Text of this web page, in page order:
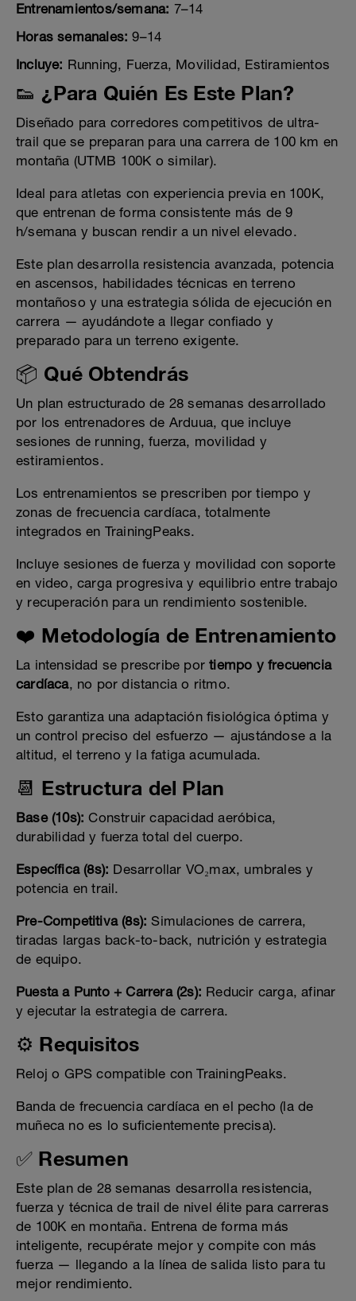
Entrenamientos/semana: 7–14
Horas semanales: 9–14
Incluye: Running, Fuerza, Movilidad, Estiramientos
👟 ¿Para Quién Es Este Plan?
Diseñado para corredores competitivos de ultra-
trail que se preparan para una carrera de 100 km en
montaña (UTMB 100K o similar).
Ideal para atletas con experiencia previa en 100K,
que entrenan de forma consistente más de 9
h/semana y buscan rendir a un nivel elevado.
Este plan desarrolla resistencia avanzada, potencia
en ascensos, habilidades técnicas en terreno
montañoso y una estrategia sólida de ejecución en
carrera — ayudándote a llegar confiado y
preparado para un terreno exigente.
📦 Qué Obtendrás
Un plan estructurado de 28 semanas desarrollado
por los entrenadores de Arduua, que incluye
sesiones de running, fuerza, movilidad y
estiramientos.
Los entrenamientos se prescriben por tiempo y
zonas de frecuencia cardíaca, totalmente
integrados en TrainingPeaks.
Incluye sesiones de fuerza y movilidad con soporte
en video, carga progresiva y equilibrio entre trabajo
y recuperación para un rendimiento sostenible.
❤️ Metodología de Entrenamiento
La intensidad se prescribe portiempo y frecuencia
cardíaca, no por distancia o ritmo.
Esto garantiza una adaptación fisiológica óptima y
un control preciso del esfuerzo — ajustándose a la
altitud, el terreno y la fatiga acumulada.
📆 Estructura del Plan
Base (10s): Construir capacidad aeróbica,
durabilidad y fuerza total del cuerpo.
Específica (8s): Desarrollar VO₂max, umbrales y
potencia en trail.
Pre-Competitiva (8s): Simulaciones de carrera,
tiradas largas back-to-back, nutrición y estrategia
de equipo.
Puesta a Punto + Carrera (2s): Reducir carga, afinar
y ejecutar la estrategia de carrera.
⚙️ Requisitos
Reloj o GPS compatible con TrainingPeaks.
Banda de frecuencia cardíaca en el pecho (la de
muñeca no es lo suficientemente precisa).
✅ Resumen
Este plan de 28 semanas desarrolla resistencia,
fuerza y técnica de trail de nivel élite para carreras
de 100K en montaña. Entrena de forma más
inteligente, recupérate mejor y compite con más
fuerza — llegando a la línea de salida listo para tu
mejor rendimiento.